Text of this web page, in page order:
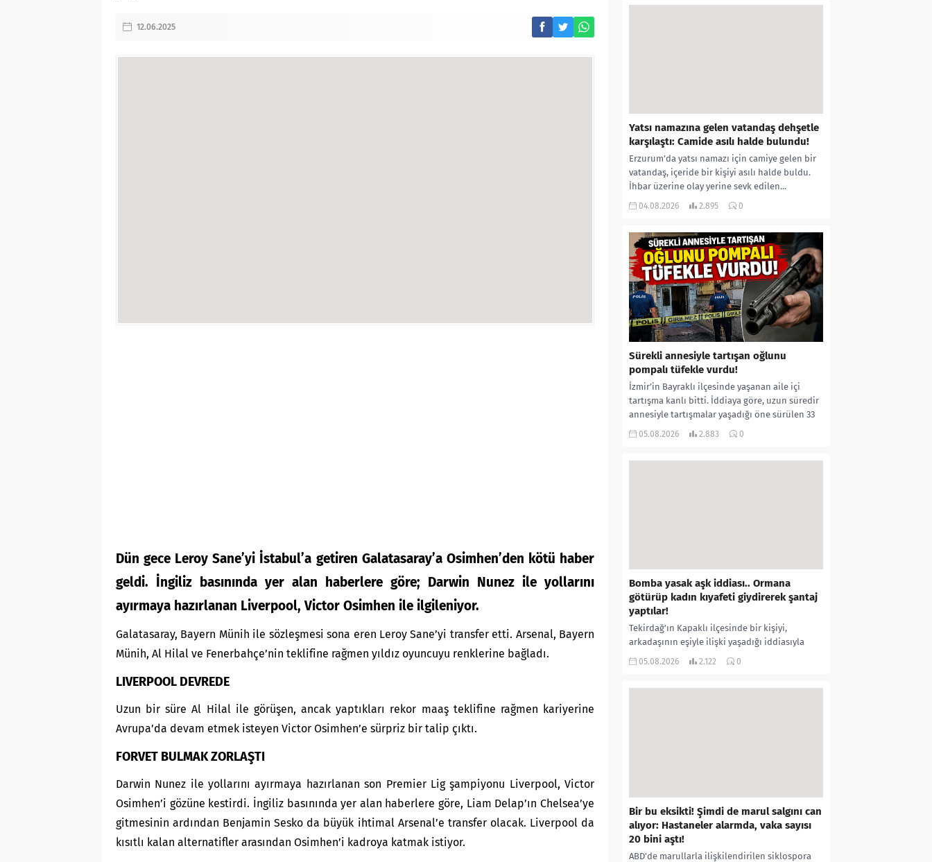
12.06.2025
Dün gece Leroy Sane’yi İstabul’a getiren Galatasaray’a Osimhen’den kötü haber
geldi. İngiliz basınında yer alan haberlere göre; Darwin Nunez ile yollarını
ayırmaya hazırlanan Liverpool, Victor Osimhen ile ilgileniyor.
Galatasaray, Bayern Münih ile sözleşmesi sona eren Leroy Sane’yi transfer etti. Arsenal, Bayern
Münih, Al Hilal ve Fenerbahçe’nin teklifine rağmen yıldız oyuncuyu renklerine bağladı.
LIVERPOOL DEVREDE
Uzun bir süre Al Hilal ile görüşen, ancak yaptıkları rekor maaş teklifine rağmen kariyerine
Avrupa’da devam etmek isteyen Victor Osimhen’e sürpriz bir talip çıktı.
FORVET BULMAK ZORLAŞTI
Darwin Nunez ile yollarını ayırmaya hazırlanan son Premier Lig şampiyonu Liverpool, Victor
Osimhen’i gözüne kestirdi. İngiliz basınında yer alan haberlere göre, Liam Delap’ın Chelsea’ye
gitmesinin ardından Benjamin Sesko da büyük ihtimal Arsenal’e transfer olacak. Liverpool da
kısıtlı kalan alternatifler arasından Osimhen’i kadroya katmak istiyor.
Yatsı namazına gelen vatandaş dehşetle
karşılaştı: Camide asılı halde bulundu!
Erzurum’da yatsı namazı için camiye gelen bir
vatandaş, içeride bir kişiyi asılı halde buldu.
İhbar üzerine olay yerine sevk edilen...
04.08.2026 2.895 0
Sürekli annesiyle tartışan oğlunu
pompalı tüfekle vurdu!
İzmir’in Bayraklı ilçesinde yaşanan aile içi
tartışma kanlı bitti. İddiaya göre, uzun süredir
annesiyle tartışmalar yaşadığı öne sürülen 33
yaşındaki...
05.08.2026 2.883 0
Bomba yasak aşk iddiası.. Ormana
götürüp kadın kıyafeti giydirerek şantaj
yaptılar!
Tekirdağ’ın Kapaklı ilçesinde bir kişiyi,
arkadaşının eşiyle ilişki yaşadığı iddiasıyla
ormanlık alana götürerek zorla kadın
05.08.2026 2.122 0
Bir bu eksikti! Şimdi de marul salgını can
alıyor: Hastaneler alarmda, vaka sayısı
20 bini aştı!
ABD’de marullarla ilişkilendirilen siklospora